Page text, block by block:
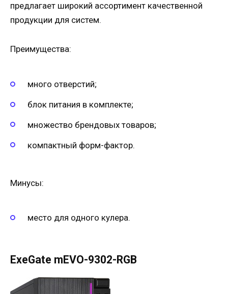
предлагает широкий ассортимент качественной
продукции для систем.
Преимущества:
много отверстий;
блок питания в комплекте;
множество брендовых товаров;
компактный форм-фактор.
Минусы:
место для одного кулера.
ExeGate mEVO-9302-RGB